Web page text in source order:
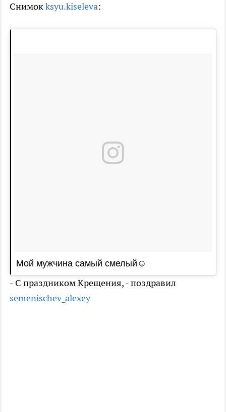
Снимокksyu.kiseleva:
Мой мужчина самый смелый☺️
- С праздником Крещения, - поздравил
semenischev_alexey